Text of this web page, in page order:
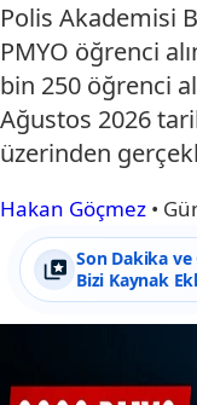
Polis Akademisi
PMYO öğrenci
bin 250 öğrenci
Ağustos 2026
üzerinden
Hakan Göçmez •
Son Dakika
Bizi Kaynak